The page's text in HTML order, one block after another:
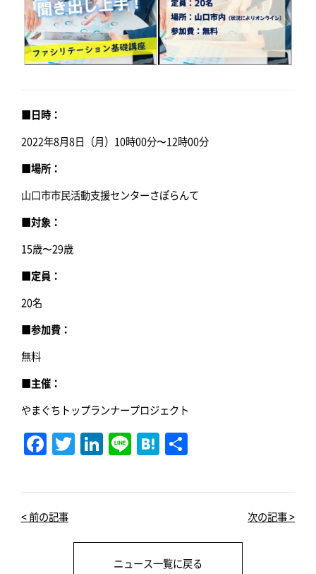
■日時：
2022年8月8日（月）10時00分〜12時00分
■場所：
山口市市民活動支援センターさぽらんて
■対象：
15歳〜29歳
■定員：
20名
■参加費：
無料
■主催：
やまぐちトップランナープロジェクト
F
a
c
e
T
w
it
r
Li
n
k
dI
n
Li
n
e
H
at
e
a
共
< 前の記事 次の記事 >
ニュース一覧に戻る